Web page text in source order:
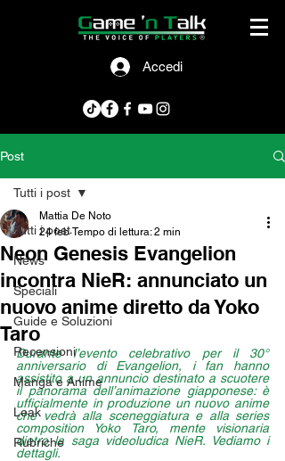
Accedi
Post
Tutti i post
News
Speciali
Guide e Soluzioni
Recensioni
Manga e Anime
Leak
Rubriche
Tutti i post
Neon Genesis Evangelion
incontra NieR: annunciato un
nuovo anime diretto da Yoko
Taro
Mattia De Noto
24 feb Tempo di lettura: 2 min
Durante l’evento celebrativo per il 30°
anniversario di Evangelion, i fan hanno
assistito a un annuncio destinato a scuotere
il panorama dell’animazione giapponese: è
ufficialmente in produzione un nuovo anime
che vedrà alla sceneggiatura e alla series
composition Yoko Taro, mente visionaria
dietro la saga videoludica NieR. Vediamo i
dettagli.